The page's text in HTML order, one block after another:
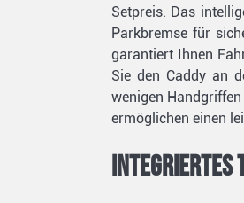
Setpreis. Das
Parkbremse für
garantiert Ihnen
Sie den Caddy an
wenigen
ermöglichen einen
Integriertes